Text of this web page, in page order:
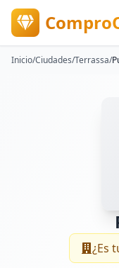
Inicio/Ciudades/Terrassa/
¿Es